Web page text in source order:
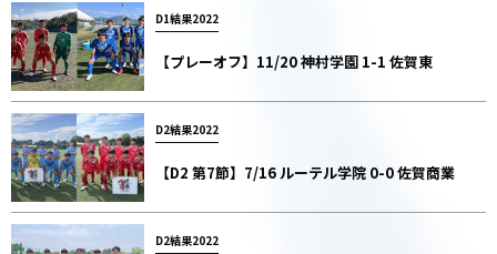
D1結果2022
【プレーオフ】11/20 神村学園 1-1 佐賀東
D2結果2022
【D2 第7節】7/16 ルーテル学院 0-0 佐賀商業
D2結果2022